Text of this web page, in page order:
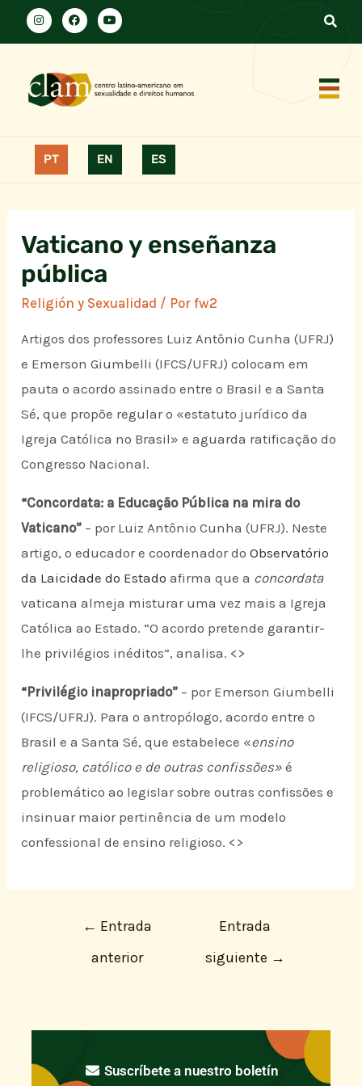
PT EN ES
Vaticano y enseñanza
pública
Religión y Sexualidad / Porfw2
Artigos dos professores Luiz Antônio Cunha (UFRJ)
e Emerson Giumbelli (IFCS/UFRJ) colocam em
pauta o acordo assinado entre o Brasil e a Santa
Sé, que propõe regular o «estatuto jurídico da
Igreja Católica no Brasil» e aguarda ratificação do
Congresso Nacional.
“Concordata: a Educação Pública na mira do
Vaticano” – por Luiz Antônio Cunha (UFRJ). Neste
artigo, o educador e coordenador doObservatório
da Laicidade do Estado afirma que a concordata
vaticana almeja misturar uma vez mais a Igreja
Católica ao Estado. “O acordo pretende garantir-
lhe privilégios inéditos”, analisa. < >
“Privilégio inapropriado” – por Emerson Giumbelli
(IFCS/UFRJ). Para o antropólogo, acordo entre o
Brasil e a Santa Sé, que estabelece «ensino
religioso, católico e de outras confissões» é
problemático ao legislar sobre outras confissões e
insinuar maior pertinência de um modelo
confessional de ensino religioso. < >
← Entrada
anterior
Entrada
siguiente →
Suscríbete a nuestro boletín